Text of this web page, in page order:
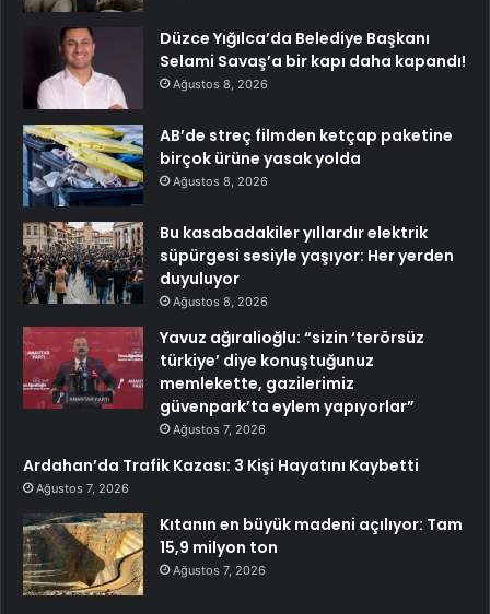
Düzce Yığılca’da Belediye Başkanı
Selami Savaş’a bir kapı daha kapandı!
Ağustos 8, 2026
AB’de streç filmden ketçap paketine
birçok ürüne yasak yolda
Ağustos 8, 2026
Bu kasabadakiler yıllardır elektrik
süpürgesi sesiyle yaşıyor: Her yerden
duyuluyor
Ağustos 8, 2026
Yavuz ağıralioğlu: “sizin ‘terörsüz
türkiye’ diye konuştuğunuz
memlekette, gazilerimiz
güvenpark’ta eylem yapıyorlar”
Ağustos 7, 2026
Ardahan’da Trafik Kazası: 3 Kişi Hayatını Kaybetti
Ağustos 7, 2026
Kıtanın en büyük madeni açılıyor: Tam
15,9 milyon ton
Ağustos 7, 2026